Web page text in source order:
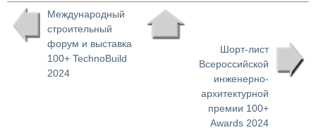
Международный
строительный
форум и выставка
100+ TechnoBuild
2024
Шорт-лист
Всероссийской
инженерно-
архитектурной
премии 100+
Awards 2024